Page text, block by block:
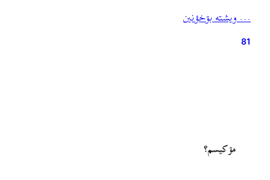
کوهستان و درون و بیرون استان گیلان…
… ويشته بۊخؤنين
81
مۊ کيسم؟